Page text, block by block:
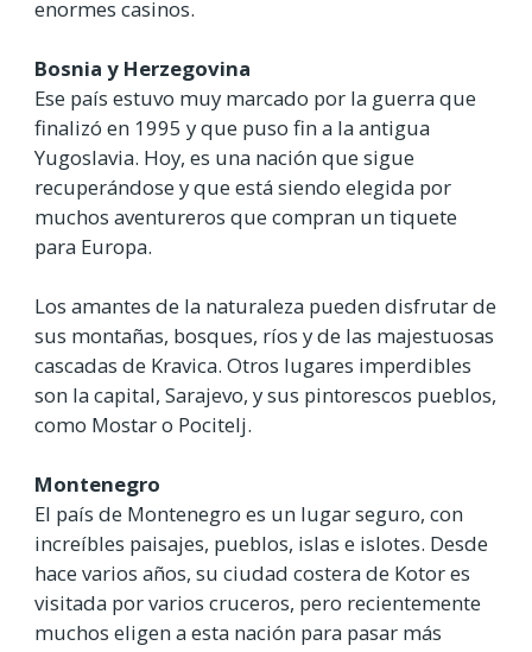
enormes casinos.
Bosnia y Herzegovina
Ese país estuvo muy marcado por la guerra que
finalizó en 1995 y que puso fin a la antigua
Yugoslavia. Hoy, es una nación que sigue
recuperándose y que está siendo elegida por
muchos aventureros que compran un tiquete
para Europa.
Los amantes de la naturaleza pueden disfrutar de
sus montañas, bosques, ríos y de las majestuosas
cascadas de Kravica. Otros lugares imperdibles
son la capital, Sarajevo, y sus pintorescos pueblos,
como Mostar o Pocitelj.
Montenegro
El país de Montenegro es un lugar seguro, con
increíbles paisajes, pueblos, islas e islotes. Desde
hace varios años, su ciudad costera de Kotor es
visitada por varios cruceros, pero recientemente
muchos eligen a esta nación para pasar más